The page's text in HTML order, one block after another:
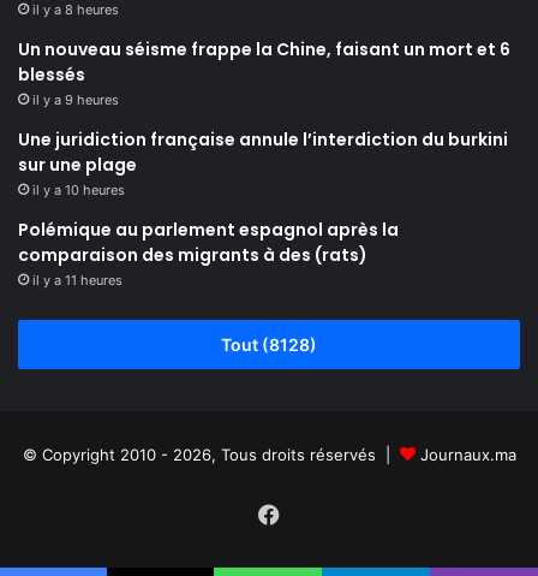
il y a 8 heures
Un nouveau séisme frappe la Chine, faisant un mort et 6
blessés
il y a 9 heures
Une juridiction française annule l’interdiction du burkini
sur une plage
il y a 10 heures
Polémique au parlement espagnol après la
comparaison des migrants à des (rats)
il y a 11 heures
Tout (8128)
© Copyright 2010 - 2026, Tous droits réservés | Journaux.ma
Facebook